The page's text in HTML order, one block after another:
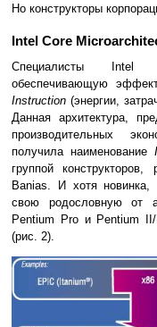
Но конструкторы
Intel Core
Специалисты Intel
обеспечивающую
Instruction (энергии,
Данная архитектура,
производительных
получила наименование
группой
Banias. И хотя новинка,
свою родословную от
Pentium Pro и Pentium II/
(рис. 2).